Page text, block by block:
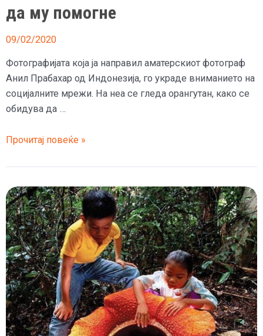
да му помогне
09/02/2020
Фотографијата која ја направил аматерскиот фотограф
Анил Прабахар од Индонезија, го украде вниманието на
социјалните мрежи. На неа се гледа орангутан, како се
обидува да …
(Фото)
му
поддаде
рака
на
човек
во
река,
сакајќи
да
му
помогне
Прочитај повеќе »